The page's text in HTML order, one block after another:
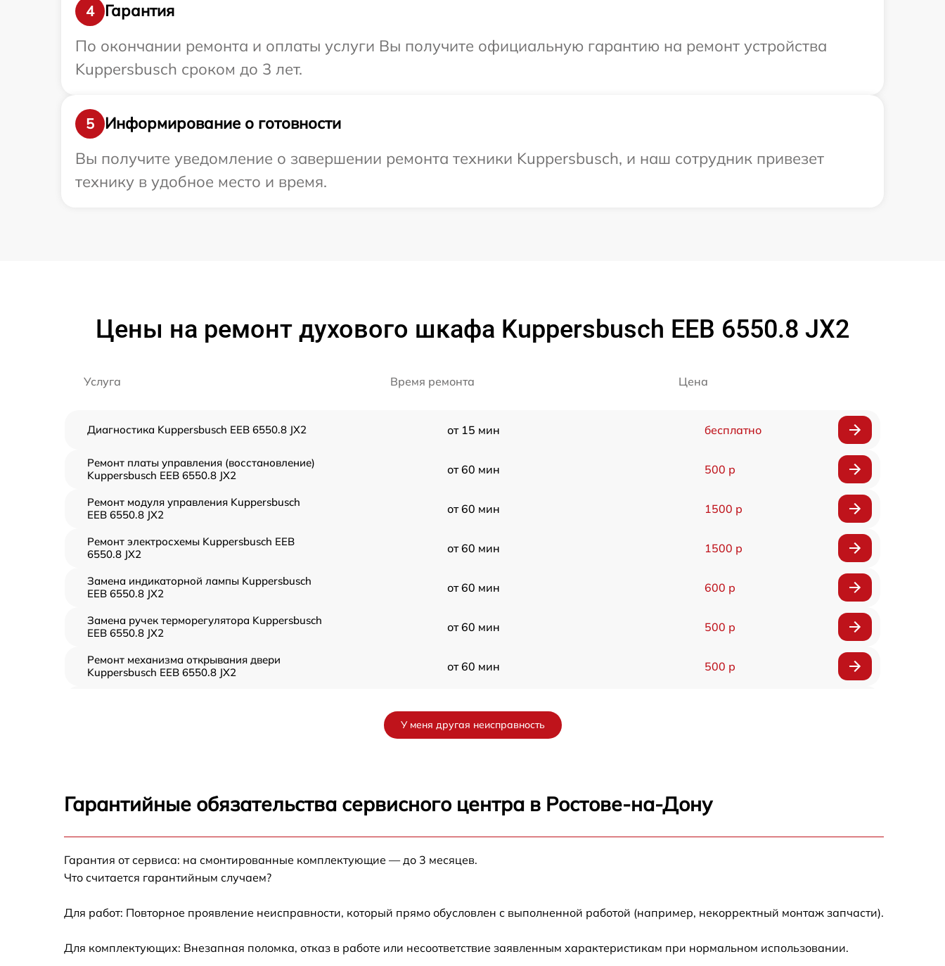
4
Гарантия
По окончании ремонта и оплаты услуги Вы получите официальную гарантию на ремонт устройства
Kuppersbusch сроком до 3 лет.
5
Информирование о готовности
Вы получите уведомление о завершении ремонта техники Kuppersbusch, и наш сотрудник привезет
технику в удобное место и время.
Цены на ремонт духового шкафа Kuppersbusch EEB 6550.8 JX2
Услуга Время ремонта Цена
Диагностика Kuppersbusch EEB 6550.8 JX2 от 15 мин бесплатно
Ремонт платы управления (восстановление)
Kuppersbusch EEB 6550.8 JX2
от 60 мин 500 р
Ремонт модуля управления Kuppersbusch
EEB 6550.8 JX2
от 60 мин 1500 р
Ремонт электросхемы Kuppersbusch EEB
6550.8 JX2
от 60 мин 1500 р
Замена индикаторной лампы Kuppersbusch
EEB 6550.8 JX2
от 60 мин 600 р
Замена ручек терморегулятора Kuppersbusch
EEB 6550.8 JX2
от 60 мин 500 р
Ремонт механизма открывания двери
Kuppersbusch EEB 6550.8 JX2
от 60 мин 500 р
Замена шнура питания Kuppersbusch EEB
Замена термодатчика Kuppersbusch EEB
6550.8 JX2
от 60 мин
EEB 6550.8 JX2
У меня другая неисправность
Гарантийные обязательства сервисного центра в Ростове-на-Дону
Гарантия от сервиса: на смонтированные комплектующие — до 3 месяцев.
Что считается гарантийным случаем?
Для работ: Повторное проявление неисправности, который прямо обусловлен с выполненной работой (например, некорректный монтаж запчасти).
Для комплектующих: Внезапная поломка, отказ в работе или несоответствие заявленным характеристикам при нормальном использовании.